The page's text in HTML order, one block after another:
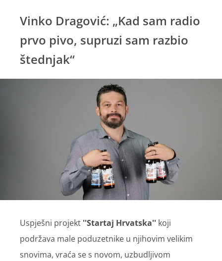
Vinko Dragović: „Kad sam radio
prvo pivo, supruzi sam razbio
štednjak“
Uspješni projekt ''Startaj Hrvatska'' koji
podržava male poduzetnike u njihovim velikim
snovima, vraća se s novom, uzbudljivom